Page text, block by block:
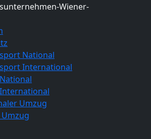
Wiener-
National
International
Umzug